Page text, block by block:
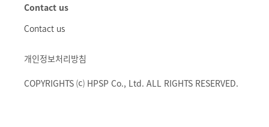
Contact us
Contact us
개인정보처리방침
COPYRIGHTS ⒞ HPSP Co., Ltd. ALL RIGHTS RESERVED.